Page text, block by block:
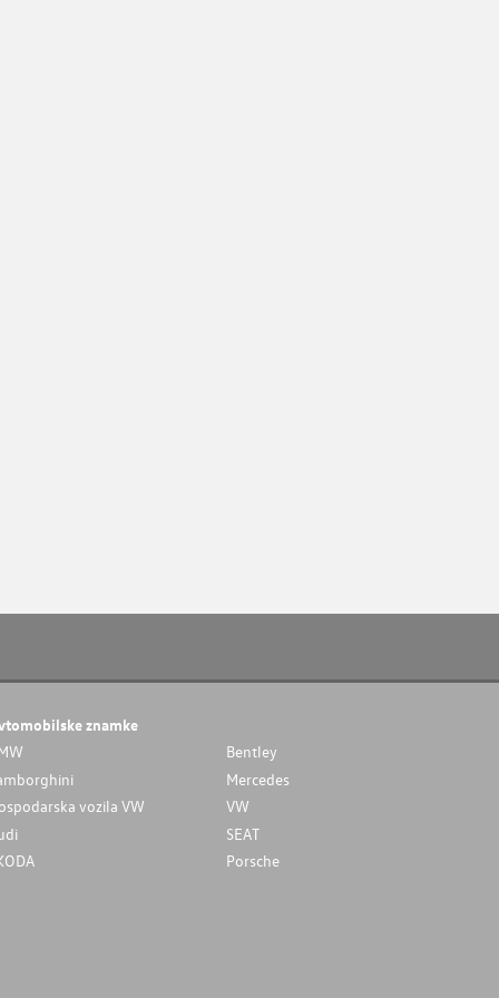
znamke
Bentley
Mercedes
vozila VW
VW
SEAT
Porsche